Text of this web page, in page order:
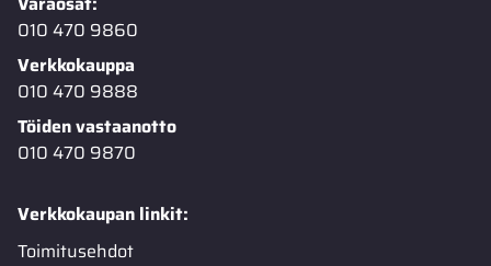
010 470 9860
Verkkokauppa
010 470 9888
Töiden vastaanotto
010 470 9870
Verkkokaupan linkit:
Toimitusehdot